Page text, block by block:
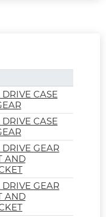
CASE
CASE
GEAR
AND
GEAR
AND